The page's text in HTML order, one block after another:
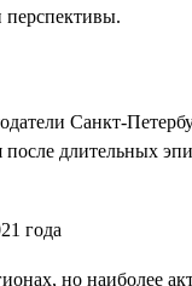
перспективы.
Санкт-
длительных
но наиболее